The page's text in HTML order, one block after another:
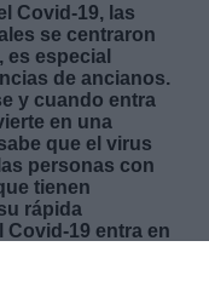
Covid-19, las
se centraron
especial
de ancianos.
y cuando entra
en una
que el virus
personas con
tienen
rápida
19 entra en